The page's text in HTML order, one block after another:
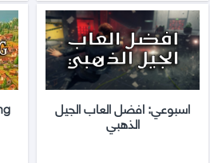
اسبوعي: افضل العاب الجيل
الذهبي